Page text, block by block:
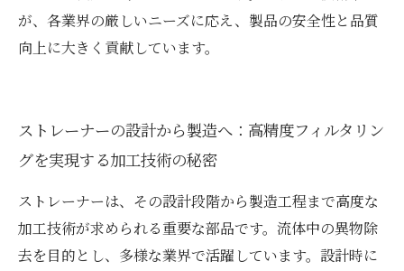
が、各業界の厳しいニーズに応え、製品の安全性と品質
向上に大きく貢献しています。
ストレーナーの設計から製造へ：高精度フィルタリン
グを実現する加工技術の秘密
ストレーナーは、その設計段階から製造工程まで高度な
加工技術が求められる重要な部品です。流体中の異物除
去を目的とし、多様な業界で活躍しています。設計時に